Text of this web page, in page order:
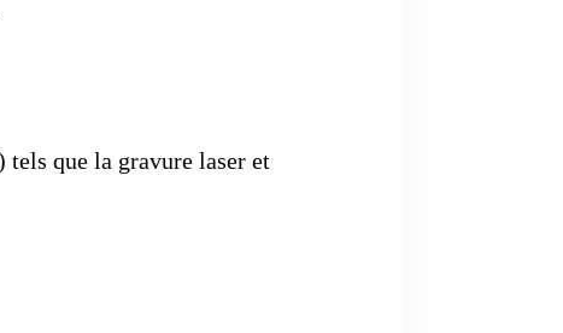
tels que la gravure laser et